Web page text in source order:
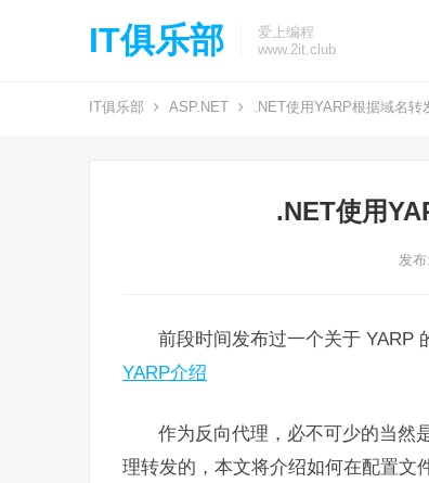
IT俱乐部
爱上编程
www.2it.club
IT俱乐部 ASP.NET .NET使用YARP根据域名转
.NET使用
发
前段时间发布过一个关于 YARP
YARP介绍
作为反向代理，必不可少的当然
理转发的，本文将介绍如何在配置文